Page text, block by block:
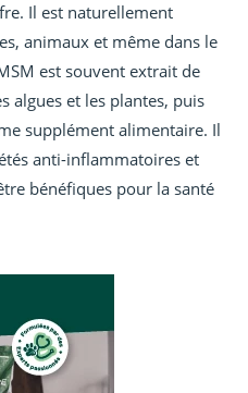
Il est naturellement
animaux et même dans le
est souvent extrait de
algues et les plantes, puis
supplément alimentaire. Il
anti-inflammatoires et
bénéfiques pour la santé